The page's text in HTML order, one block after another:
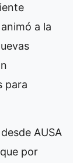
a la
para
AUSA
por